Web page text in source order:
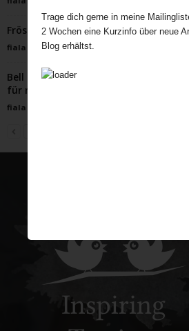
Frösteln auf der Themse:
fiala Januar 28, 2024
Bell Ringing Probe im Glockenturm –
für mich.
fiala
Trage dich gerne in meine
2 Wochen eine Kurzinfo über neue
Blog erhältst.